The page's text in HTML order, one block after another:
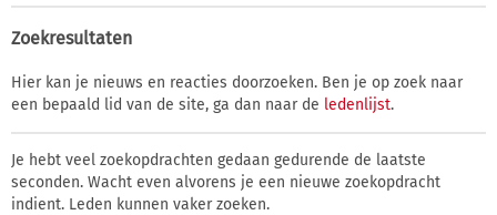
Zoekresultaten
Hier kan je nieuws en reacties doorzoeken. Ben je op zoek naar
een bepaald lid van de site, ga dan naar de ledenlijst.
Je hebt veel zoekopdrachten gedaan gedurende de laatste
seconden. Wacht even alvorens je een nieuwe zoekopdracht
indient. Leden kunnen vaker zoeken.